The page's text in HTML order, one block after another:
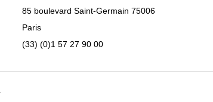
85 boulevard Saint-Germain 75006
Paris
(33) (0)1 57 27 90 00